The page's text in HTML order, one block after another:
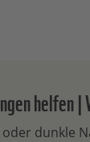
helfen |
dunkle